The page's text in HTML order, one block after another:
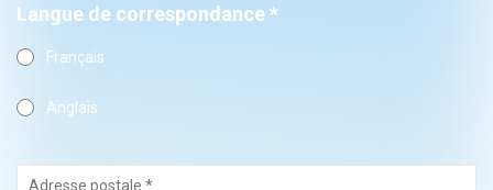
Langue de correspondance *
Français
Anglais